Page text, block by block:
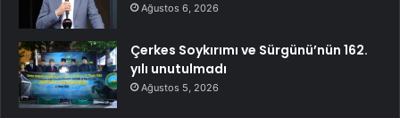
Ağustos 6, 2026
Çerkes Soykırımı ve Sürgünü’nün 162.
yılı unutulmadı
Ağustos 5, 2026